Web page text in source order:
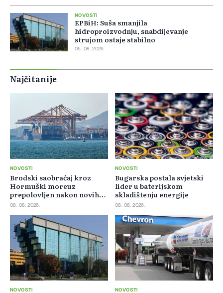
NOVOSTI
EPBiH: Suša smanjila
hidroproizvodnju, snabdijevanje
strujom ostaje stabilno
05. 08. 2026.
Najčitanije
NOVOSTI
Brodski saobraćaj kroz
Hormuški moreuz
prepolovljen nakon novih
blokada
08. 08. 2026.
NOVOSTI
Bugarska postala svjetski
lider u baterijskom
skladištenju energije
08. 08. 2026.
NOVOSTI NOVOSTI